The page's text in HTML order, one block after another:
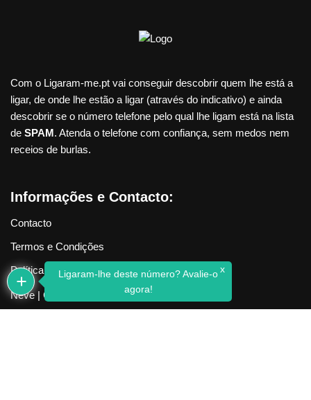
Com o Ligaram-me.pt vai conseguir descobrir quem lhe está a
ligar, de onde lhe estão a ligar (através do indicativo) e ainda
descobrir se o número telefone pelo qual lhe ligam está na lista
de SPAM. Atenda o telefone com confiança, sem medos nem
receios de burlas.
Informações e Contacto:
Contacto
Termos e Condições
Política de Privacidade
Neve| Criado com WordPress
Ligaram-lhe deste número? Avalie-o
agora!
x